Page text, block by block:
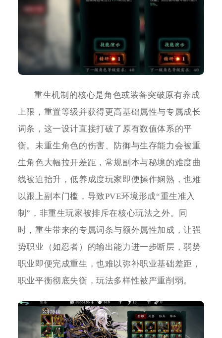
重生机制的核心是角色或装备突破原有养成
上限，重置等级并获得更高基础属性与专属成长
词条，这一设计直接打破了原有数值体系的平
衡。未重生角色的伤害、防御与生存能力会被重
生角色大幅拉开差距，常规副本与秘境的难度曲
线被迫抬升，低养成度玩家即便操作娴熟，也难
以跟上副本门槛，导致PVE环境形成“重生准入
制”，非重生玩家被排斥在核心玩法之外。同
时，重生带来的专属词条与额外属性加成，让强
势职业（如忍者）的输出能力进一步断层，弱势
职业即便完成重生，也难以弥补职业基础差距，
职业平衡彻底失衡，玩法多样性被严重削弱。